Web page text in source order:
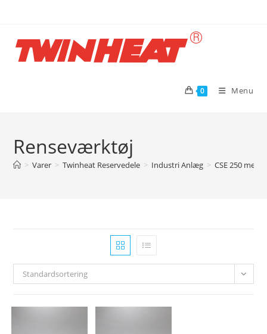
content
0 Menu
Renseværktøj
> Varer > Twinheat Reservedele > Industri Anlæg > CSE 250 med
Standardsortering